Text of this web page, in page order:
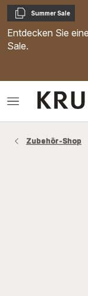
Kopieren
Summer Sale
Entdecken Sie
Sale.
Das
Zubehör-Shop